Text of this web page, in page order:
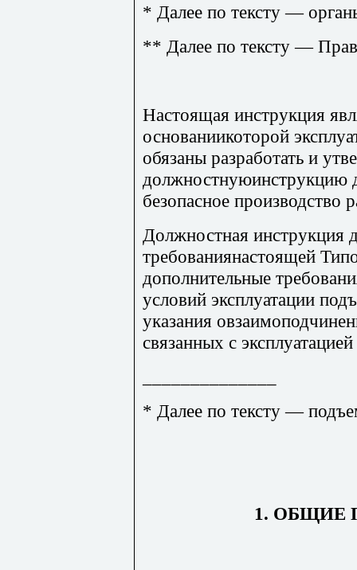
* Далее по тексту —
** Далее по тексту —
Настоящая инструкция
основаниикоторой
обязаны разработать и
должностнуюинструкцию
безопасное производство
Должностная инструкция
требованиянастоящей
дополнительные
условий эксплуатации
указания
связанных с
* Далее по тексту —
1. ОБЩИЕ